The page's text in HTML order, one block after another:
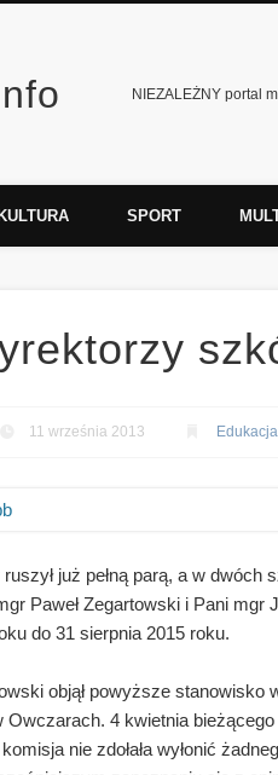
NIEZALEŻNY portal
KULTURA SPORT
11 września 2013 Edukacja
już pełną parą, a w dwóch
Paweł Zegartowski i Pani
do 31 sierpnia 2015 roku.
objął powyższe
Owczarach. 4 kwietnia
nie zdołała wyłonić